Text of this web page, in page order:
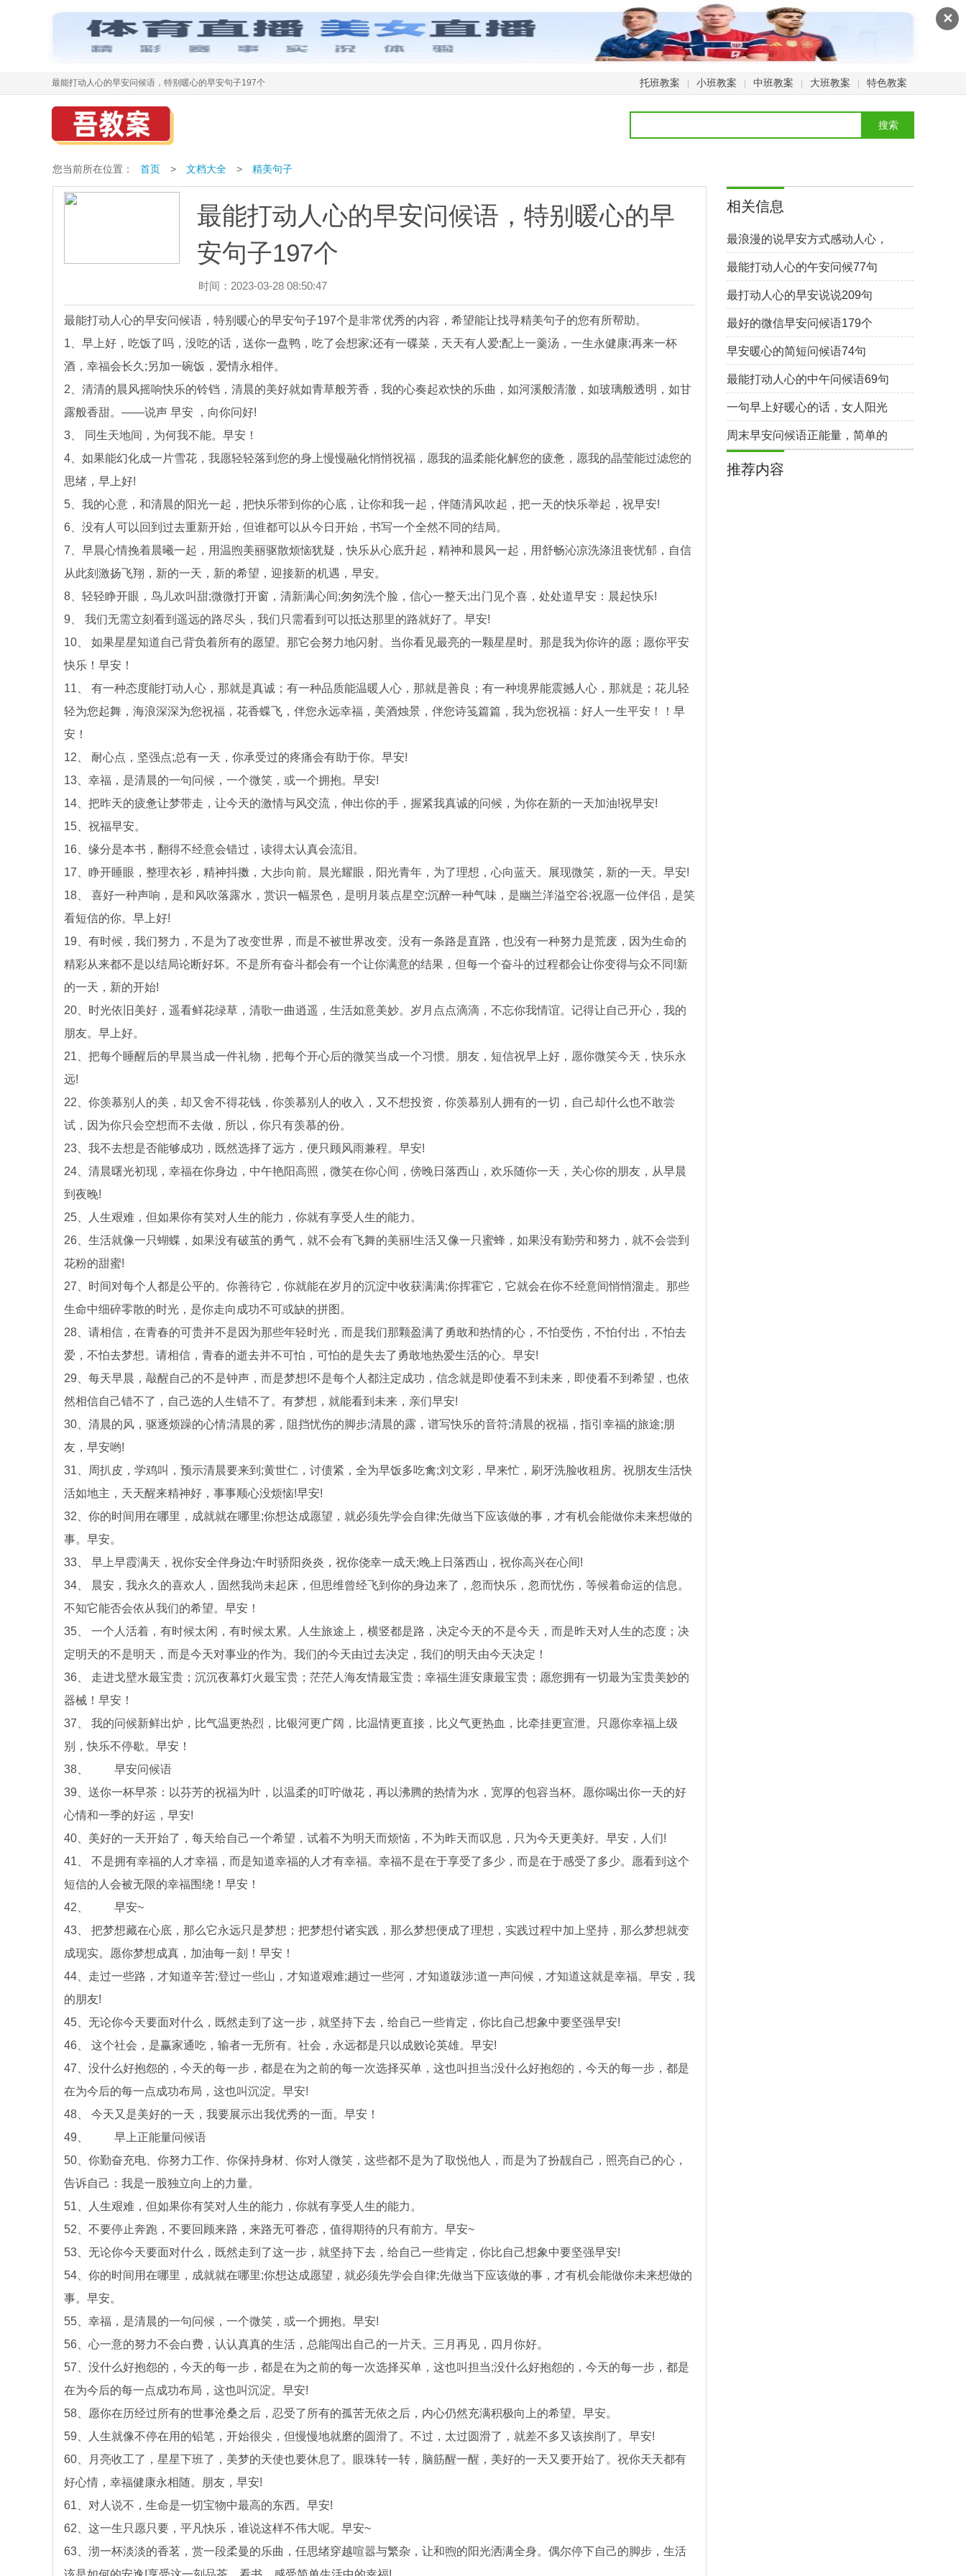
✕
最能打动人心的早安问候语，特别暖心的早安句子197个 托班教案 小班教案 中班教案 大班教案 特色教案
您当前所在位置： 首页 > 文档大全 > 精美句子
最能打动人心的早安问候语，特别暖心的早
安句子197个
时间：2023-03-28 08:50:47
最能打动人心的早安问候语，特别暖心的早安句子197个是非常优秀的内容，希望能让找寻精美句子的您有所帮助。
1、早上好，吃饭了吗，没吃的话，送你一盘鸭，吃了会想家;还有一碟菜，天天有人爱;配上一羹汤，一生永健康;再来一杯
酒，幸福会长久;另加一碗饭，爱情永相伴。
2、清清的晨风摇响快乐的铃铛，清晨的美好就如青草般芳香，我的心奏起欢快的乐曲，如河溪般清澈，如玻璃般透明，如甘
露般香甜。——说声 早安 ，向你问好!
3、 同生天地间，为何我不能。早安！
4、如果能幻化成一片雪花，我愿轻轻落到您的身上慢慢融化悄悄祝福，愿我的温柔能化解您的疲惫，愿我的晶莹能过滤您的
思绪，早上好!
5、我的心意，和清晨的阳光一起，把快乐带到你的心底，让你和我一起，伴随清风吹起，把一天的快乐举起，祝早安!
6、没有人可以回到过去重新开始，但谁都可以从今日开始，书写一个全然不同的结局。
7、早晨心情挽着晨曦一起，用温煦美丽驱散烦恼犹疑，快乐从心底升起，精神和晨风一起，用舒畅沁凉洗涤沮丧忧郁，自信
从此刻激扬飞翔，新的一天，新的希望，迎接新的机遇，早安。
8、轻轻睁开眼，鸟儿欢叫甜;微微打开窗，清新满心间;匆匆洗个脸，信心一整天;出门见个喜，处处道早安：晨起快乐!
9、 我们无需立刻看到遥远的路尽头，我们只需看到可以抵达那里的路就好了。早安!
10、 如果星星知道自己背负着所有的愿望。那它会努力地闪射。当你看见最亮的一颗星星时。那是我为你许的愿；愿你平安
快乐！早安！
11、 有一种态度能打动人心，那就是真诚；有一种品质能温暖人心，那就是善良；有一种境界能震撼人心，那就是；花儿轻
轻为您起舞，海浪深深为您祝福，花香蝶飞，伴您永远幸福，美酒烛景，伴您诗笺篇篇，我为您祝福：好人一生平安！！早
安！
12、 耐心点，坚强点;总有一天，你承受过的疼痛会有助于你。早安!
13、幸福，是清晨的一句问候，一个微笑，或一个拥抱。早安!
14、把昨天的疲惫让梦带走，让今天的激情与风交流，伸出你的手，握紧我真诚的问候，为你在新的一天加油!祝早安!
15、祝福早安。
16、缘分是本书，翻得不经意会错过，读得太认真会流泪。
17、睁开睡眼，整理衣衫，精神抖擞，大步向前。晨光耀眼，阳光青年，为了理想，心向蓝天。展现微笑，新的一天。早安!
18、 喜好一种声响，是和风吹落露水，赏识一幅景色，是明月装点星空;沉醉一种气味，是幽兰洋溢空谷;祝愿一位伴侣，是笑
看短信的你。早上好!
19、有时候，我们努力，不是为了改变世界，而是不被世界改变。没有一条路是直路，也没有一种努力是荒废，因为生命的
精彩从来都不是以结局论断好坏。不是所有奋斗都会有一个让你满意的结果，但每一个奋斗的过程都会让你变得与众不同!新
的一天，新的开始!
20、时光依旧美好，遥看鲜花绿草，清歌一曲逍遥，生活如意美妙。岁月点点滴滴，不忘你我情谊。记得让自己开心，我的
朋友。早上好。
21、把每个睡醒后的早晨当成一件礼物，把每个开心后的微笑当成一个习惯。朋友，短信祝早上好，愿你微笑今天，快乐永
远!
22、你羡慕别人的美，却又舍不得花钱，你羡慕别人的收入，又不想投资，你羡慕别人拥有的一切，自己却什么也不敢尝
试，因为你只会空想而不去做，所以，你只有羡慕的份。
23、我不去想是否能够成功，既然选择了远方，便只顾风雨兼程。早安!
24、清晨曙光初现，幸福在你身边，中午艳阳高照，微笑在你心间，傍晚日落西山，欢乐随你一天，关心你的朋友，从早晨
到夜晚!
25、人生艰难，但如果你有笑对人生的能力，你就有享受人生的能力。
26、生活就像一只蝴蝶，如果没有破茧的勇气，就不会有飞舞的美丽!生活又像一只蜜蜂，如果没有勤劳和努力，就不会尝到
花粉的甜蜜!
27、时间对每个人都是公平的。你善待它，你就能在岁月的沉淀中收获满满;你挥霍它，它就会在你不经意间悄悄溜走。那些
生命中细碎零散的时光，是你走向成功不可或缺的拼图。
28、请相信，在青春的可贵并不是因为那些年轻时光，而是我们那颗盈满了勇敢和热情的心，不怕受伤，不怕付出，不怕去
爱，不怕去梦想。请相信，青春的逝去并不可怕，可怕的是失去了勇敢地热爱生活的心。早安!
29、每天早晨，敲醒自己的不是钟声，而是梦想!不是每个人都注定成功，信念就是即使看不到未来，即使看不到希望，也依
然相信自己错不了，自己选的人生错不了。有梦想，就能看到未来，亲们早安!
30、清晨的风，驱逐烦躁的心情;清晨的雾，阻挡忧伤的脚步;清晨的露，谱写快乐的音符;清晨的祝福，指引幸福的旅途;朋
友，早安哟!
31、周扒皮，学鸡叫，预示清晨要来到;黄世仁，讨债紧，全为早饭多吃禽;刘文彩，早来忙，刷牙洗脸收租房。祝朋友生活快
活如地主，天天醒来精神好，事事顺心没烦恼!早安!
32、你的时间用在哪里，成就就在哪里;你想达成愿望，就必须先学会自律;先做当下应该做的事，才有机会能做你未来想做的
事。早安。
33、 早上早霞满天，祝你安全伴身边;午时骄阳炎炎，祝你侥幸一成天;晚上日落西山，祝你高兴在心间!
34、 晨安，我永久的喜欢人，固然我尚未起床，但思维曾经飞到你的身边来了，忽而快乐，忽而忧伤，等候着命运的信息。
不知它能否会依从我们的希望。早安！
35、 一个人活着，有时候太闲，有时候太累。人生旅途上，横竖都是路，决定今天的不是今天，而是昨天对人生的态度；决
定明天的不是明天，而是今天对事业的作为。我们的今天由过去决定，我们的明天由今天决定！
36、 走进戈壁水最宝贵；沉沉夜幕灯火最宝贵；茫茫人海友情最宝贵；幸福生涯安康最宝贵；愿您拥有一切最为宝贵美妙的
器械！早安！
37、 我的问候新鲜出炉，比气温更热烈，比银河更广阔，比温情更直接，比义气更热血，比牵挂更宣泄。只愿你幸福上级
别，快乐不停歇。早安！
38、 早安问候语
39、送你一杯早茶：以芬芳的祝福为叶，以温柔的叮咛做花，再以沸腾的热情为水，宽厚的包容当杯。愿你喝出你一天的好
心情和一季的好运，早安!
40、美好的一天开始了，每天给自己一个希望，试着不为明天而烦恼，不为昨天而叹息，只为今天更美好。早安，人们!
41、 不是拥有幸福的人才幸福，而是知道幸福的人才有幸福。幸福不是在于享受了多少，而是在于感受了多少。愿看到这个
短信的人会被无限的幸福围绕！早安！
42、 早安~
43、 把梦想藏在心底，那么它永远只是梦想；把梦想付诸实践，那么梦想便成了理想，实践过程中加上坚持，那么梦想就变
成现实。愿你梦想成真，加油每一刻！早安！
44、走过一些路，才知道辛苦;登过一些山，才知道艰难;趟过一些河，才知道跋涉;道一声问候，才知道这就是幸福。早安，我
的朋友!
45、无论你今天要面对什么，既然走到了这一步，就坚持下去，给自己一些肯定，你比自己想象中要坚强早安!
46、 这个社会，是赢家通吃，输者一无所有。社会，永远都是只以成败论英雄。早安!
47、没什么好抱怨的，今天的每一步，都是在为之前的每一次选择买单，这也叫担当;没什么好抱怨的，今天的每一步，都是
在为今后的每一点成功布局，这也叫沉淀。早安!
48、 今天又是美好的一天，我要展示出我优秀的一面。早安！
49、 早上正能量问候语
50、你勤奋充电、你努力工作、你保持身材、你对人微笑，这些都不是为了取悦他人，而是为了扮靓自己，照亮自己的心，
告诉自己：我是一股独立向上的力量。
51、人生艰难，但如果你有笑对人生的能力，你就有享受人生的能力。
52、不要停止奔跑，不要回顾来路，来路无可眷恋，值得期待的只有前方。早安~
53、无论你今天要面对什么，既然走到了这一步，就坚持下去，给自己一些肯定，你比自己想象中要坚强早安!
54、你的时间用在哪里，成就就在哪里;你想达成愿望，就必须先学会自律;先做当下应该做的事，才有机会能做你未来想做的
事。早安。
55、幸福，是清晨的一句问候，一个微笑，或一个拥抱。早安!
56、心一意的努力不会白费，认认真真的生活，总能闯出自己的一片天。三月再见，四月你好。
57、没什么好抱怨的，今天的每一步，都是在为之前的每一次选择买单，这也叫担当;没什么好抱怨的，今天的每一步，都是
在为今后的每一点成功布局，这也叫沉淀。早安!
58、愿你在历经过所有的世事沧桑之后，忍受了所有的孤苦无依之后，内心仍然充满积极向上的希望。早安。
59、人生就像不停在用的铅笔，开始很尖，但慢慢地就磨的圆滑了。不过，太过圆滑了，就差不多又该挨削了。早安!
60、月亮收工了，星星下班了，美梦的天使也要休息了。眼珠转一转，脑筋醒一醒，美好的一天又要开始了。祝你天天都有
好心情，幸福健康永相随。朋友，早安!
61、对人说不，生命是一切宝物中最高的东西。早安!
62、这一生只愿只要，平凡快乐，谁说这样不伟大呢。早安~
63、沏一杯淡淡的香茗，赏一段柔曼的乐曲，任思绪穿越喧嚣与繁杂，让和煦的阳光洒满全身。偶尔停下自己的脚步，生活
相关信息
最浪漫的说早安方式感动人心，
早安暖心话短句245个
最能打动人心的午安问候77句
最打动人心的早安说说209句
最好的微信早安问候语179个
早安暖心的简短问候语74句
最能打动人心的中午问候语69句
一句早上好暖心的话，女人阳光
心态早安心语245个
周末早安问候语正能量，简单的
周末早安朋友圈问候语71句
推荐内容